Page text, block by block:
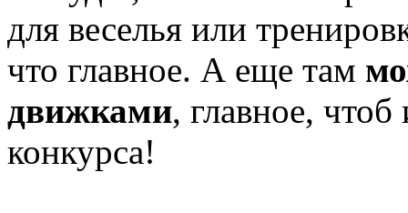
для веселья или
что главное. А еще там
движками, главное,
конкурса!